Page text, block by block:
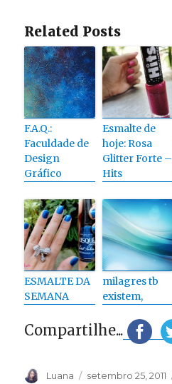
Related Posts
F.A.Q.:
Faculdade de
Design
Gráfico
Esmalte de
hoje: Rosa
Glitter Forte –
Hits
ESMALTE DA
SEMANA
milagres tb
existem,
Compartilhe...
Autor
Luana
Publicado
setembro 25, 2011